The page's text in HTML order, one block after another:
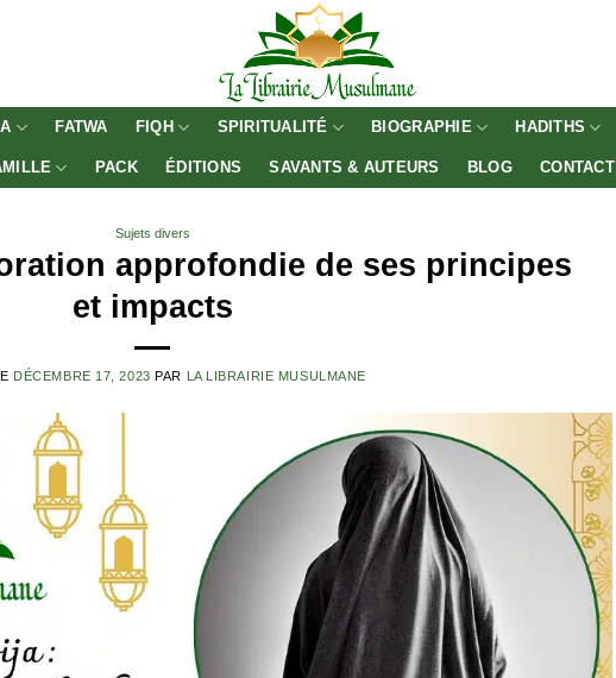
FATWA FIQH SPIRITUALITÉ BIOGRAPHIE HADITHS
PACK ÉDITIONS SAVANTS & AUTEURS BLOG CONTACT
Sujets divers
approfondie de ses principes
et impacts
DÉCEMBRE 17, 2023 PAR LA LIBRAIRIE MUSULMANE